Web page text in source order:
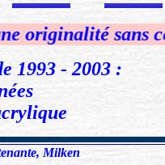
sans cesse
1993 - 2003 :
Milken